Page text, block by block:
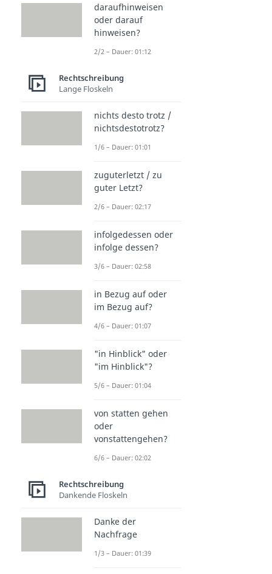
daraufhinweisen
oder darauf
hinweisen?
2/2 – Dauer: 01:12
Rechtschreibung
Lange Floskeln
nichts desto trotz /
nichtsdestotrotz?
1/6 – Dauer: 01:01
zuguterletzt / zu
guter Letzt?
2/6 – Dauer: 02:17
infolgedessen oder
infolge dessen?
3/6 – Dauer: 02:58
in Bezug auf oder
im Bezug auf?
4/6 – Dauer: 01:07
"in Hinblick" oder
"im Hinblick"?
5/6 – Dauer: 01:04
von statten gehen
oder
vonstattengehen?
6/6 – Dauer: 02:02
Rechtschreibung
Dankende Floskeln
Danke der
Nachfrage
1/3 – Dauer: 01:39